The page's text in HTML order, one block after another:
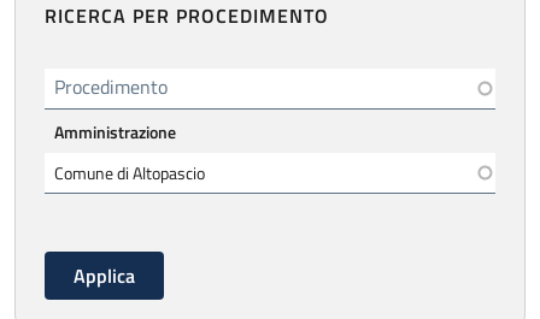
RICERCA PER PROCEDIMENTO
Procedimento
Amministrazione